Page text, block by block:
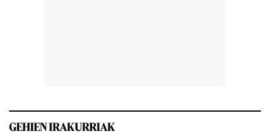
GEHIEN IRAKURRIAK